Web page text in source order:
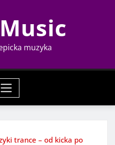
muzyka
trance – od kicka po